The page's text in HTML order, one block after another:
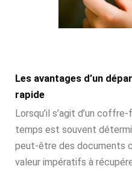
Les avantages d’un
rapide
Lorsqu’il s’agit d’un
temps est souvent
peut-être des documents
valeur impératifs à